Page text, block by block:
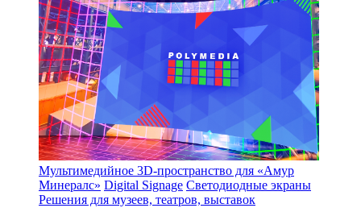
Мультимедийное 3D-пространство для «Амур
Минералс» Digital Signage Светодиодные экраны
Решения для музеев, театров, выставок